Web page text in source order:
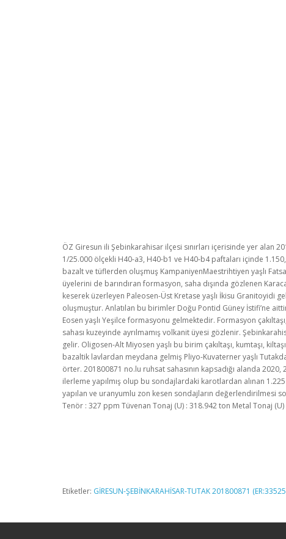
ÖZ Giresun ili Şebinkarahisar ilçesi sınırları içerisinde yer alan
1/25.000 ölçekli H40-a3, H40-b1 ve H40-b4 paftaları içinde
bazalt ve tüflerden oluşmuş KampaniyenMaestrihtiyen yaşlı
üyelerini de barındıran formasyon, saha dışında gözlenen
keserek üzerleyen Paleosen-Üst Kretase yaşlı İkisu
oluşmuştur. Anlatılan bu birimler Doğu Pontid Güney İstifi’ne
Eosen yaşlı Yeşilce formasyonu gelmektedir. Formasyon
sahası kuzeyinde ayrılmamış volkanit üyesi gözlenir.
gelir. Oligosen-Alt Miyosen yaşlı bu birim çakıltaşı, kumtaşı,
bazaltik lavlardan meydana gelmiş Pliyo-Kuvaterner yaşlı
örter. 201800871 no.lu ruhsat sahasının kapsadığı alanda
ilerleme yapılmış olup bu sondajlardaki karotlardan alınan
yapılan ve uranyumlu zon kesen sondajların değerlendirilmesi
Tenör : 327 ppm Tüvenan Tonaj (U) : 318.942 ton Metal Tonaj
Etiketler: GİRESUN-ŞEBİNKARAHİSAR-TUTAK 201800871